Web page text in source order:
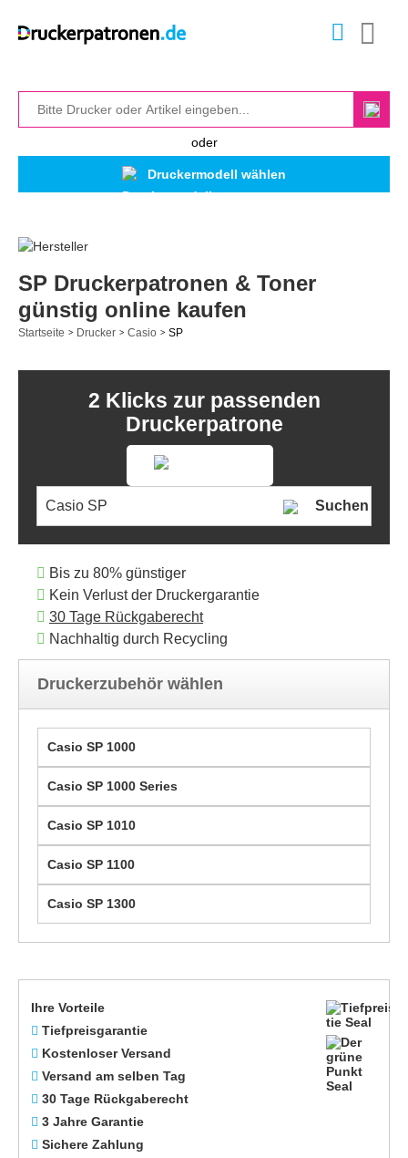
Druckermodell wählen
oder
Ihre Vorteile
Tiefpreisgarantie
Kostenloser Versand
Versand am selben Tag
30 Tage Rückgaberecht
3 Jahre Garantie
Sichere Zahlung
SP Druckerpatronen & Toner
günstig online kaufen
Startseite > Drucker > Casio > SP
2 Klicks zur passenden
Druckerpatrone
Suchen
Bis zu 80% günstiger
Kein Verlust der Druckergarantie
30 Tage Rückgaberecht
Nachhaltig durch Recycling
Druckerzubehör wählen
Casio SP 1000
Casio SP 1000 Series
Casio SP 1010
Casio SP 1100
Casio SP 1300